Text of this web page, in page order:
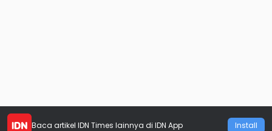
Baca artikel IDN Times lainnya di IDN App Install